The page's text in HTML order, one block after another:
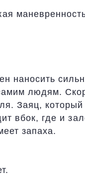
наносить
людям.
Заяц, который
вбок, где и
запаха.